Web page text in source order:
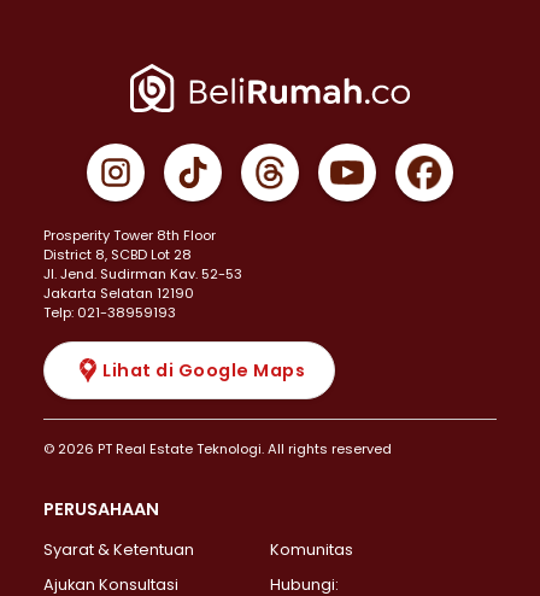
Prosperity Tower 8th Floor
District 8, SCBD Lot 28
JI. Jend. Sudirman Kav. 52-53
Jakarta Selatan 12190
Telp: 021-38959193
Lihat di Google Maps
© 2026 PT Real Estate Teknologi. All rights reserved
PERUSAHAAN
Syarat & Ketentuan
Komunitas
Ajukan Konsultasi
Hubungi: